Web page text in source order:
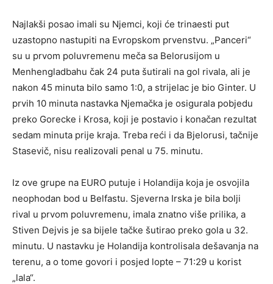
Najlakši posao imali su Njemci, koji će trinaesti put
uzastopno nastupiti na Evropskom prvenstvu. „Panceri“
su u prvom poluvremenu meča sa Belorusijom u
Menhengladbahu čak 24 puta šutirali na gol rivala, ali je
nakon 45 minuta bilo samo 1:0, a strijelac je bio Ginter. U
prvih 10 minuta nastavka Njemačka je osigurala pobjedu
preko Gorecke i Krosa, koji je postavio i konačan rezultat
sedam minuta prije kraja. Treba reći i da Bjelorusi, tačnije
Stasevič, nisu realizovali penal u 75. minutu.
Iz ove grupe na EURO putuje i Holandija koja je osvojila
neophodan bod u Belfastu. Sjeverna Irska je bila bolji
rival u prvom poluvremenu, imala znatno više prilika, a
Stiven Dejvis je sa bijele tačke šutirao preko gola u 32.
minutu. U nastavku je Holandija kontrolisala dešavanja na
terenu, a o tome govori i posjed lopte – 71:29 u korist
„lala“.